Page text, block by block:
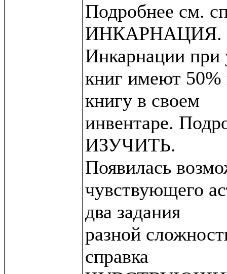
Подробнее см.
ИНКАРНАЦИЯ.
Инкарнации при
книг имеют 50%
книгу в своем
инвентаре.
ИЗУЧИТЬ.
Появилась
чувствующего
два задания
разной
справка